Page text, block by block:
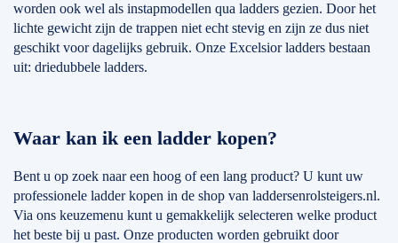
worden ook wel als instapmodellen qua ladders gezien. Door het
lichte gewicht zijn de trappen niet echt stevig en zijn ze dus niet
geschikt voor dagelijks gebruik. Onze Excelsior ladders bestaan
uit: driedubbele ladders.
Waar kan ik een ladder kopen?
Bent u op zoek naar een hoog of een lang product? U kunt uw
professionele ladder kopen in de shop van laddersenrolsteigers.nl.
Via ons keuzemenu kunt u gemakkelijk selecteren welke product
het beste bij u past. Onze producten worden gebruikt door